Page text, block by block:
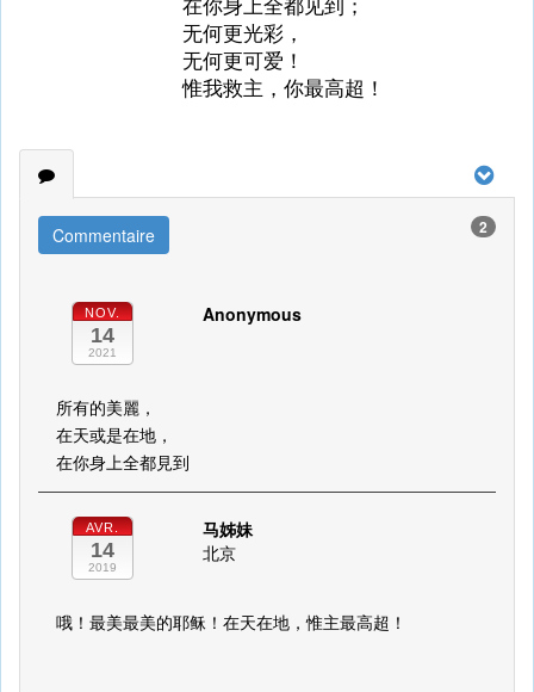
无何更光彩，
无何更可爱！
惟我救主，你最高超！
Commentaire 2
NOV.
14
2021
Anonymous
所有的美麗，
在天或是在地，
在你身上全都見到
AVR.
14
2019
马姊妹
北京
哦！最美最美的耶稣！在天在地，惟主最高超！